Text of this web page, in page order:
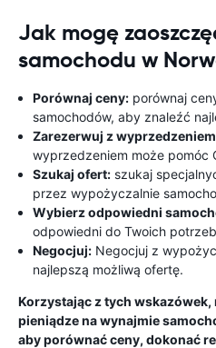
Jak mogę
samochodu w
Porównaj ceny: porównaj
samochodów, aby znaleźć
Zarezerwuj z
wyprzedzeniem może pomóc
Szukaj ofert: szukaj
przez wypożyczalnie
Wybierz odpowiedni
odpowiedni do Twoich
Negocjuj: Negocjuj z
najlepszą możliwą ofertę.
Korzystając z tych
pieniądze na wynajmie
aby porównać ceny, dokonać